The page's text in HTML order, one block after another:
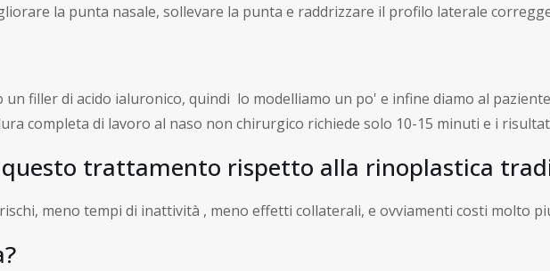
la punta nasale, sollevare la punta e raddrizzare il profilo laterale
filler di acido ialuronico, quindi lo modelliamo un po' e infine diamo al
completa di lavoro al naso non chirurgico richiede solo 10-15 minuti e i
trattamento rispetto alla rinoplastica
meno tempi di inattività , meno effetti collaterali, e ovviamenti costi molto